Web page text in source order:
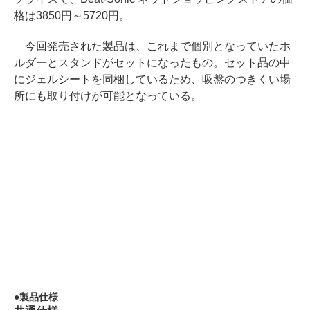
格は3850円～5720円。
今回発売された製品は、これまで個別となっていたホ
ルダーとスタンドがセットになったもの。セット品の中
にジェルシートを同梱しているため、吸盤のつきくい場
所にも取り付けが可能となっている。
製品仕様